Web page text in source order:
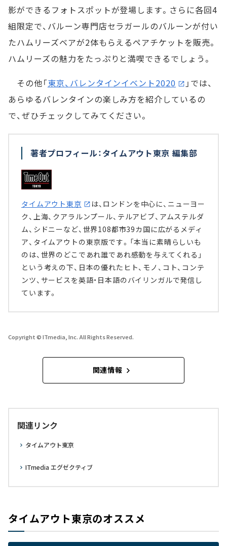
影ができるフォトスポットが登場します。さらに各回4
組限定で、バルーン専門店セラガールのバルーンが付い
たハムリーズベアが2体もらえるペアチケットを販売。
ハムリーズの魅力をたっぷりと満喫できるでしょう。
その他「東京、バレンタインイベント2020
」では、
あらゆるバレンタインの楽しみ方を紹介しているの
で、ぜひチェックしてみてください。
著者プロフィール：タイムアウト東京 編集部
タイムアウト東京
は、ロンドンを中心に、ニューヨー
ク、上海、クアラルンプール、テルアビブ、アムステルダ
ム、シドニーなど、世界108都市39カ国に広がるメディ
ア、タイムアウトの東京版です。「本当に素晴らしいも
のは、世界のどこであれ誰であれ感動を与えてくれる」
という考えの下、日本の優れたヒト、モノ、コト、コンテ
ンツ、サービスを英語・日本語のバイリンガルで発信し
ています。
Copyright © ITmedia, Inc. All Rights Reserved.
関連情報
関連リンク
タイムアウト東京
ITmedia エグゼクティブ
タイムアウト東京のオススメ